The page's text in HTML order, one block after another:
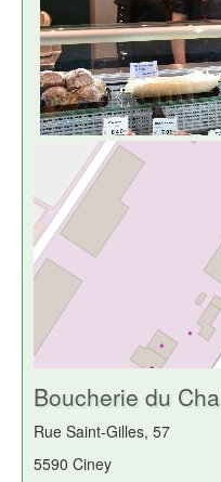
Boucherie du
Rue Saint-Gilles, 57
5590 Ciney